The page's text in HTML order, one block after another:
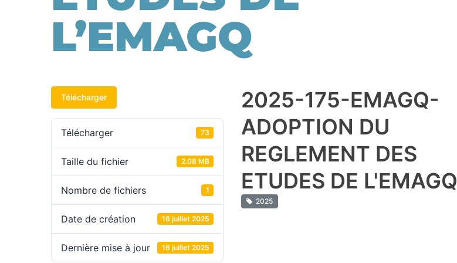
L’EMAGQ
Télécharger
Télécharger 73
Taille du fichier 2.08 MB
Nombre de fichiers 1
Date de création 16 juillet 2025
Dernière mise à jour 16 juillet 2025
2025-175-EMAGQ-
ADOPTION DU
REGLEMENT DES
ETUDES DE L'EMAGQ
2025